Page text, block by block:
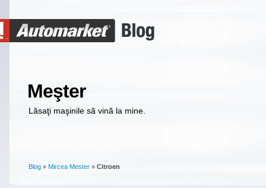
Meşter
Lăsaţi maşinile să vină la mine.
Blog » Mircea Mester » Citroen